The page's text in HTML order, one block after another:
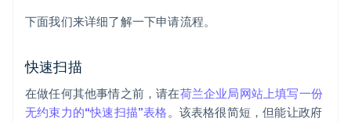
下面我们来详细了解一下申请流程。
快速扫描
在做任何其他事情之前，请在荷兰企业局网站上填写一份
无约束力的“快速扫描”表格。该表格很简短，但能让政府